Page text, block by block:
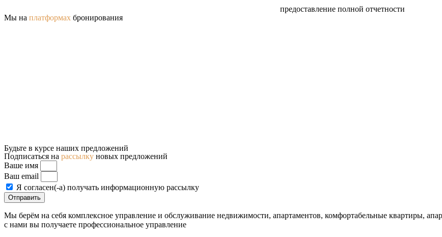
предоставление полной отчетности
Мы на платформах бронирования
Будьте в курсе наших предложений
Подписаться на рассылку новых предложений
Ваше имя
Ваш email
Я согласен(-а) получать информационную рассылку
Отправить
Мы берём на себя комплексное управление и обслуживание недвижимости, апартаментов, комфортабельные квартиры,
с нами вы получаете профессиональное управление